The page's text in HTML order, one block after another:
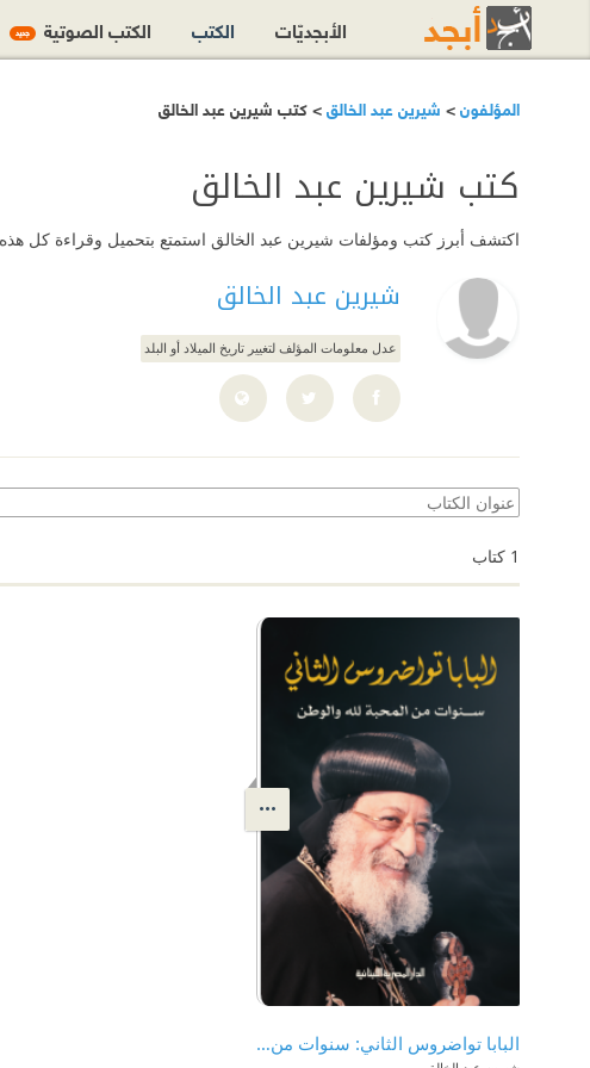
المؤلفون> شيرين عبد الخالق> كتب شيرين عبد الخالق
كتب شيرين عبد الخالق
اكتشف أبرز كتب ومؤلفات شيرين عبد الخالق استمتع بتحميل وقراءة كل هذه
شيرين عبد الخالق
عدل معلومات المؤلف لتغيير تاريخ الميلاد أو البلد
1 كتاب
البابا تواضروس الثاني: سنوات من المحبة لله والوطن
الأبجديّات الكتب الكتب الصوتية جديد